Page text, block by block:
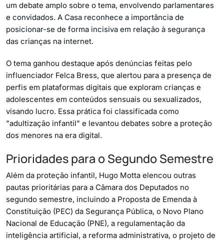
um debate amplo sobre o tema, envolvendo parlamentares
e convidados. A Casa reconhece a importância de
posicionar-se de forma incisiva em relação à segurança
das crianças na internet.
O tema ganhou destaque após denúncias feitas pelo
influenciador Felca Bress, que alertou para a presença de
perfis em plataformas digitais que exploram crianças e
adolescentes em conteúdos sensuais ou sexualizados,
visando lucro. Essa prática foi classificada como
"adultização infantil" e levantou debates sobre a proteção
dos menores na era digital.
Prioridades para o Segundo Semestre
Além da proteção infantil, Hugo Motta elencou outras
pautas prioritárias para a Câmara dos Deputados no
segundo semestre, incluindo a Proposta de Emenda à
Constituição (PEC) da Segurança Pública, o Novo Plano
Nacional de Educação (PNE), a regulamentação da
inteligência artificial, a reforma administrativa, o projeto de